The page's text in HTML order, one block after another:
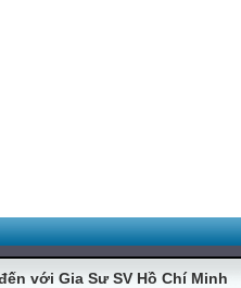
với Gia Sư SV Hồ Chí Minh